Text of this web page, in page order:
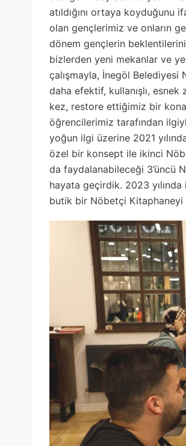
atıldığını ortaya koyduğunu
olan gençlerimiz ve onların
dönem gençlerin
bizlerden yeni mekanlar ve
çalışmayla, İnegöl
daha efektif, kullanışlı,
kez, restore ettiğimiz bir
öğrencilerimiz tarafından
yoğun ilgi üzerine 2021
özel bir konsept ile ikinci
da faydalanabileceği 3’üncü
hayata geçirdik. 2023
butik bir Nöbetçi Kitaphaneyi